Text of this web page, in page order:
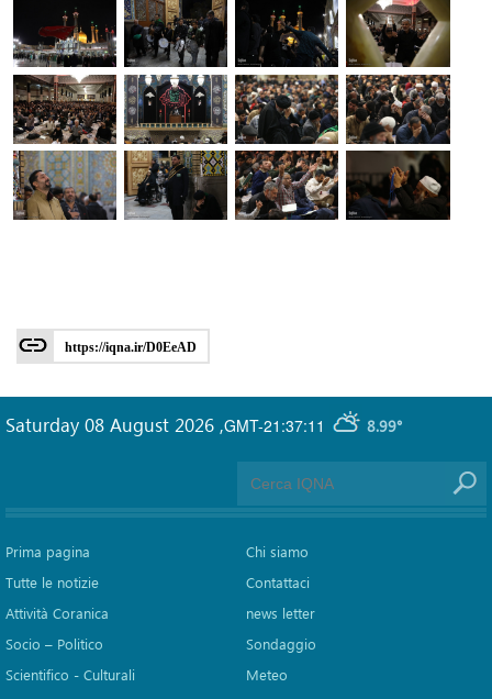
https://iqna.ir/D0EeAD
GMT-21:37:11 8.99°
Saturday 08 August 2026 ,
Prima pagina
Tutte le notizie
Attività Coranica
Socio – Politico
Scientifico - Culturali
Chi siamo
Contattaci
news letter
Sondaggio
Meteo